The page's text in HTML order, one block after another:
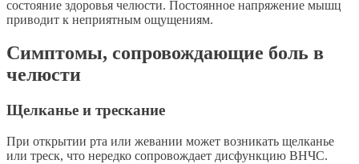
состояние здоровья челюсти. Постоянное напряжение мышц
приводит к неприятным ощущениям.
Симптомы, сопровождающие боль в
челюсти
Щелканье и трескание
При открытии рта или жевании может возникать щелканье
или треск, что нередко сопровождает дисфункцию ВНЧС.